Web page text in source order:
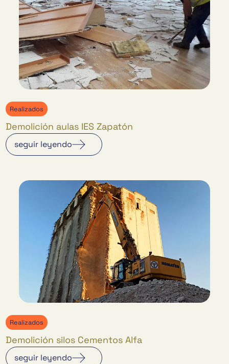
Realizados
Demolición aulas IES Zapatón
seguir leyendo
Realizados
Demolición silos Cementos Alfa
seguir leyendo